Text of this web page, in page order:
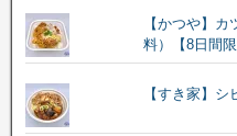
【かつや】
料）【8日間
【すき家】シ